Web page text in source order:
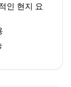
인 현지 요